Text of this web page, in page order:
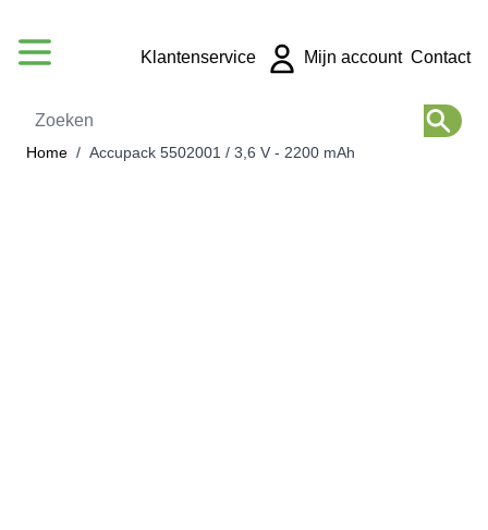
Zoeken
Klantenservice Mijn account Contact
Home / Accupack 5502001 / 3,6 V - 2200 mAh